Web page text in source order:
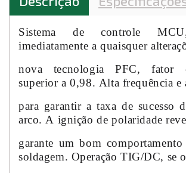
Sistema de controle
imediatamente a quaisquer
nova tecnologia PFC, fator
superior a 0,98. Alta frequência e
para garantir a taxa de sucesso
arco. A ignição de polaridade
garante um bom
soldagem. Operação TIG/DC, se o